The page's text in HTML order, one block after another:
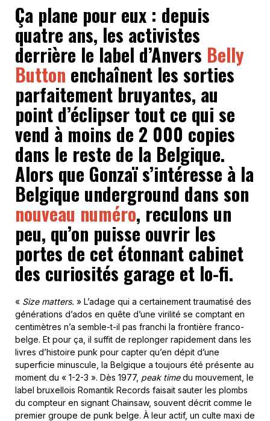
Ça plane pour eux : depuis
quatre ans, les activistes
derrière le label d’Anvers Belly
Button enchaînent les sorties
parfaitement bruyantes, au
point d’éclipser tout ce qui se
vend à moins de 2 000 copies
dans le reste de la Belgique.
Alors que Gonzaï s’intéresse à la
Belgique underground dans son
nouveau numéro, reculons un
peu, qu’on puisse ouvrir les
portes de cet étonnant cabinet
des curiosités garage et lo-fi.
« Size matters. » L’adage qui a certainement traumatisé des
générations d’ados en quête d’une virilité se comptant en
centimètres n’a semble-t-il pas franchi la frontière franco-
belge. Et pour ça, il suffit de replonger rapidement dans les
livres d’histoire punk pour capter qu’en dépit d’une
superficie minuscule, la Belgique a toujours été présente au
moment du « 1-2-3 ». Dès 1977, peak timedu mouvement, le
label bruxellois Romantik Records faisait sauter les plombs
du compteur en signant Chainsaw, souvent décrit comme le
premier groupe de punk belge. À leur actif, un culte maxi de